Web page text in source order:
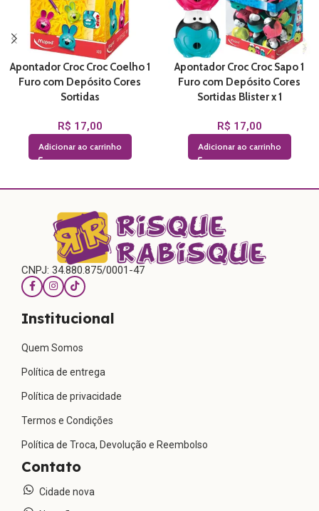
Apontador Croc Croc Coelho 1
Furo com Depósito Cores
Sortidas
R$ 17,00
Adicionar ao carrinho
Apontador Croc Croc Sapo 1
Furo com Depósito Cores
Sortidas Blister x 1
R$ 17,00
Adicionar ao carrinho
CNPJ: 34.880.875/0001-47
Institucional
Quem Somos
Política de entrega
Política de privacidade
Termos e Condições
Política de Troca, Devolução e Reembolso
Contato
Cidade nova